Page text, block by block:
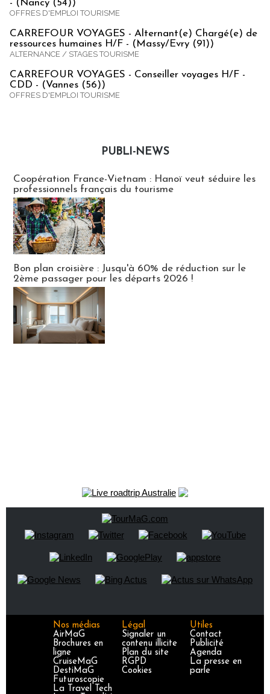
- (Nancy (54))
OFFRES D'EMPLOI TOURISME
CARREFOUR VOYAGES - Alternant(e) Chargé(e) de
ressources humaines H/F - (Massy/Evry (91))
ALTERNANCE / STAGES TOURISME
CARREFOUR VOYAGES - Conseiller voyages H/F -
CDD - (Vannes (56))
OFFRES D'EMPLOI TOURISME
PUBLI-NEWS
Coopération France-Vietnam : Hanoï veut séduire les
professionnels français du tourisme
Bon plan croisière : Jusqu'à 60% de réduction sur le
2ème passager pour les départs 2026 !
Nos médias
AirMaG
Brochures en
ligne
CruiseMaG
DestiMaG
Futuroscopie
La Travel Tech
Légal
Signaler un
contenu illicite
Plan du site
RGPD
Cookies
Utiles
Contact
Publicité
Agenda
La presse en
parle